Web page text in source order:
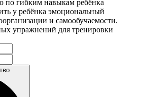
по гибким навыкам ребёнка
у ребёнка эмоциональный
и самообучаемости.
упражнений для тренировки